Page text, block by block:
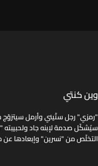
وين كنتي
"رمزي" رجل ستّيني وأرمل سيتزوّج
سيُشكّل صدمة لإبنه جاد ولحبيبته
التخلّص من "نسرين" وإبعادها عن